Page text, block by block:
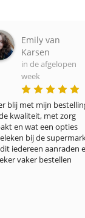
Emily van
Karsen
in de afgelopen
week
blij met mijn bestelling!
kwaliteit, met zorg
en wat een opties
bij de supermarkt.
iedereen aanraden en
vaker bestellen